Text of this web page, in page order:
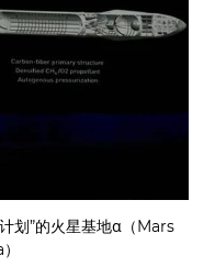
划”的火星基地α（Mars